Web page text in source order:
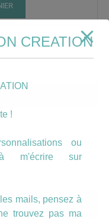
CREATION
!
ou
m'écrire sur
mails, pensez à
trouvez pas ma